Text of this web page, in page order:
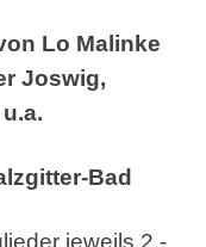
Lo Malinke
Joswig,
Bad
jeweils 2,-